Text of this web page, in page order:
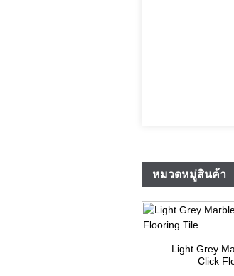
หมวดหมู่สินค้า
Light Grey
Click